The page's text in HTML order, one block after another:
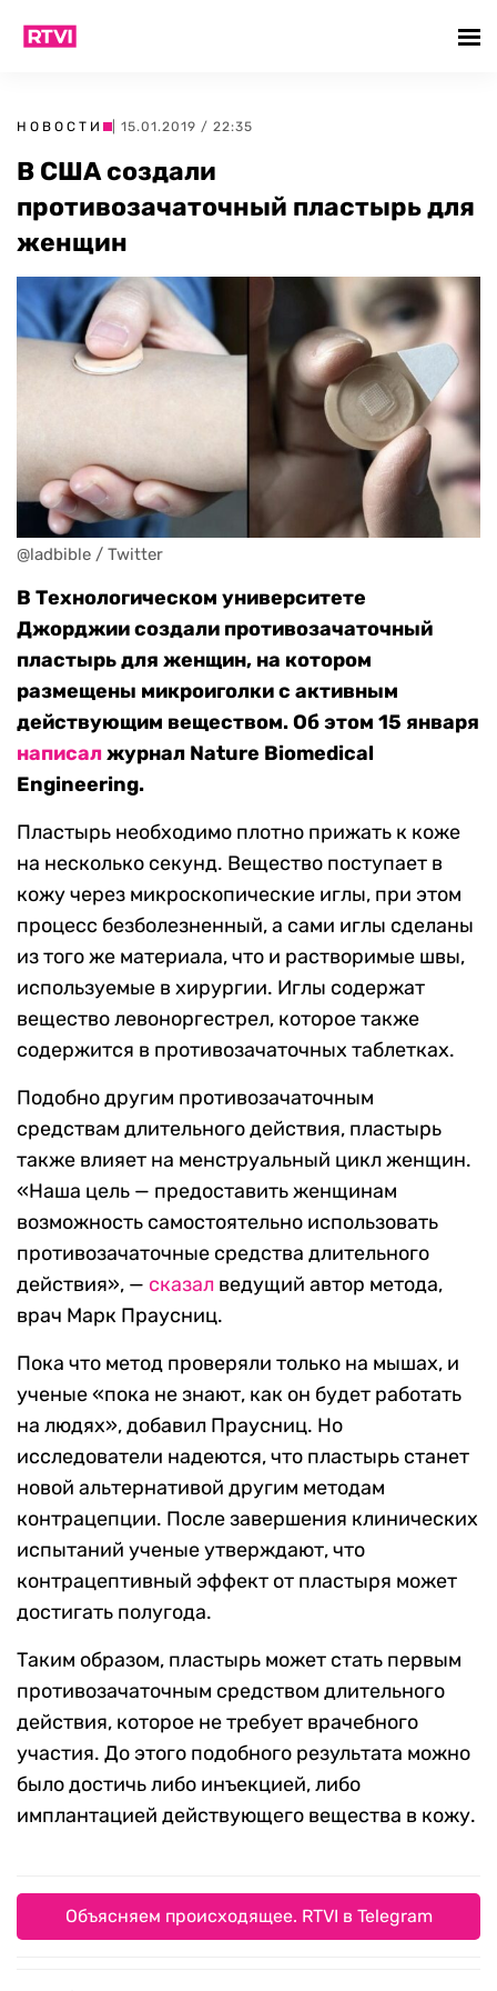
НОВОСТИ | 15.01.2019 / 22:35
В США создали
противозачаточный пластырь для
женщин
@ladbible / Twitter
В Технологическом университете
Джорджии создали противозачаточный
пластырь для женщин, на котором
размещены микроиголки с активным
действующим веществом. Об этом 15 января
написалжурнал Nature Biomedical
Engineering.
Пластырь необходимо плотно прижать к коже
на несколько секунд. Вещество поступает в
кожу через микроскопические иглы, при этом
процесс безболезненный, а сами иглы сделаны
из того же материала, что и растворимые швы,
используемые в хирургии. Иглы содержат
вещество левоноргестрел, которое также
содержится в противозачаточных таблетках.
Подобно другим противозачаточным
средствам длительного действия, пластырь
также влияет на менструальный цикл женщин.
«Наша цель — предоставить женщинам
возможность самостоятельно использовать
противозачаточные средства длительного
действия», — сказал ведущий автор метода,
врач Марк Праусниц.
Пока что метод проверяли только на мышах, и
ученые «пока не знают, как он будет работать
на людях», добавил Праусниц. Но
исследователи надеются, что пластырь станет
новой альтернативой другим методам
контрацепции. После завершения клинических
испытаний ученые утверждают, что
контрацептивный эффект от пластыря может
достигать полугода.
Таким образом, пластырь может стать первым
противозачаточным средством длительного
действия, которое не требует врачебного
участия. До этого подобного результата можно
было достичь либо инъекцией, либо
имплантацией действующего вещества в кожу.
Объясняем происходящее. RTVI в Telegram